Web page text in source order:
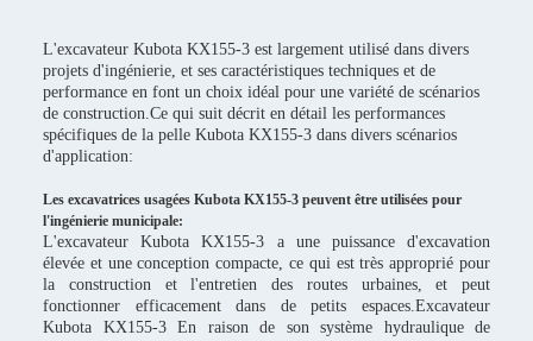
L'excavateur Kubota KX155-3 est largement utilisé dans divers
projets d'ingénierie, et ses caractéristiques techniques et de
performance en font un choix idéal pour une variété de scénarios
de construction.Ce qui suit décrit en détail les performances
spécifiques de la pelle Kubota KX155-3 dans divers scénarios
d'application:
Les excavatrices usagées Kubota KX155-3 peuvent être utilisées pour
l'ingénierie municipale:
L'excavateur Kubota KX155-3 a une puissance d'excavation
élevée et une conception compacte, ce qui est très approprié pour
la construction et l'entretien des routes urbaines, et peut
fonctionner efficacement dans de petits espaces.Excavateur
Kubota KX155-3 En raison de son système hydraulique de